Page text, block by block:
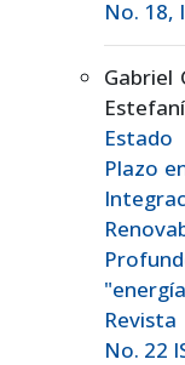
No. 18,
Gabriel
Plazo
No. 22